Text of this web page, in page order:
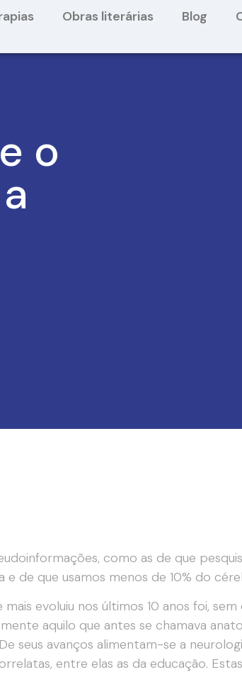
Obras literárias Blog
o
como as de que
de que usamos menos de 10% do
evoluiu nos últimos 10 anos foi, sem
aquilo que antes se chamava
seus avanços alimentam-se a
entre elas as da educação.